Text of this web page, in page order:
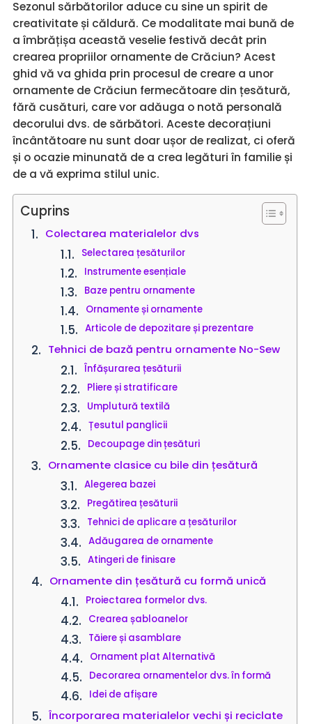
Sezonul sărbătorilor aduce cu sine un spirit de
creativitate și căldură. Ce modalitate mai bună de
a îmbrățișa această veselie festivă decât prin
crearea propriilor ornamente de Crăciun? Acest
ghid vă va ghida prin procesul de creare a unor
ornamente de Crăciun fermecătoare din țesătură,
fără cusături, care vor adăuga o notă personală
decorului dvs. de sărbători. Aceste decorațiuni
încântătoare nu sunt doar ușor de realizat, ci oferă
și o ocazie minunată de a crea legături în familie și
de a vă exprima stilul unic.
Cuprins
Colectarea materialelor dvs
Selectarea țesăturilor
Instrumente esențiale
Baze pentru ornamente
Ornamente și ornamente
Articole de depozitare și prezentare
Tehnici de bază pentru ornamente No-Sew
Înfășurarea țesăturii
Pliere și stratificare
Umplutură textilă
Țesutul panglicii
Decoupage din țesături
Ornamente clasice cu bile din țesătură
Alegerea bazei
Pregătirea țesăturii
Tehnici de aplicare a țesăturilor
Adăugarea de ornamente
Atingeri de finisare
Ornamente din țesătură cu formă unică
Proiectarea formelor dvs.
Crearea șabloanelor
Tăiere și asamblare
Ornament plat Alternativă
Decorarea ornamentelor dvs. în formă
Idei de afișare
Încorporarea materialelor vechi și reciclate